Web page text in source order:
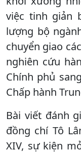
việc tinh giản
lượng bộ
chuyển giao
nghiên cứu
Chính phủ
Chấp hành
Bài viết đánh
đồng chí Tô
XIV, sự kiện